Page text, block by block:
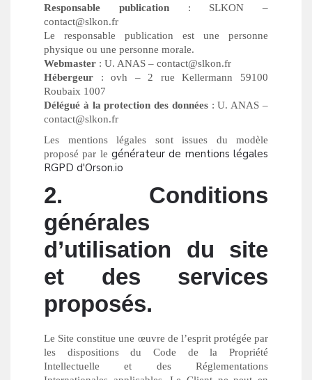
Responsable publication: SLKON –
contact@slkon.fr
Le responsable publication est une personne
physique ou une personne morale.
Webmaster : U. ANAS – contact@slkon.fr
Hébergeur : ovh – 2 rue Kellermann 59100
Roubaix 1007
Délégué à la protection des données: U. ANAS –
contact@slkon.fr
Les mentions légales sont issues du modèle
proposé par le générateur de mentions légales
RGPD d'Orson.io
2. Conditions
générales
d’utilisation du site
et des services
proposés.
Le Site constitue une œuvre de l’esprit protégée par
les dispositions du Code de la Propriété
Intellectuelle et des Réglementations